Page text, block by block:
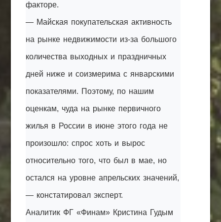
факторе.
— Майская покупательская активность
на рынке недвижимости из-за большого
количества выходных и праздничных
дней ниже и соизмерима с январскими
показателями. Поэтому, по нашим
оценкам, чуда на рынке первичного
жилья в России в июне этого года не
произошло: спрос хоть и вырос
относительно того, что был в мае, но
остался на уровне апрельских значений,
— констатировал эксперт.
Аналитик ФГ «Финам» Кристина Гудым